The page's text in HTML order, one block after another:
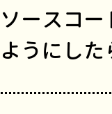
ソースコ
ようにし